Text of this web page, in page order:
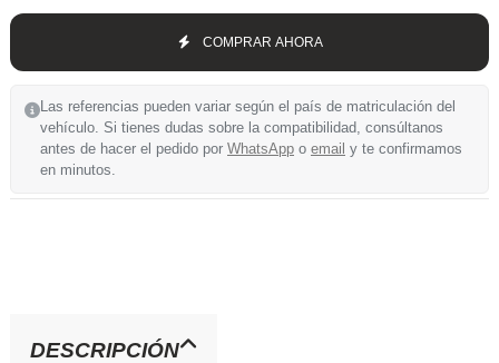
COMPRAR AHORA
Las referencias pueden variar según el país de matriculación del
vehículo. Si tienes dudas sobre la compatibilidad, consúltanos
antes de hacer el pedido por WhatsApp o email y te confirmamos
en minutos.
DESCRIPCIÓN